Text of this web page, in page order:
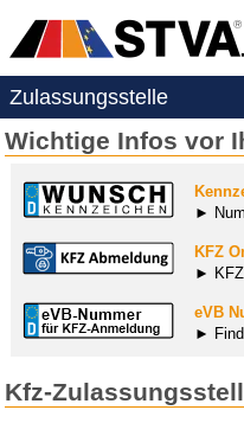
Zulassungsstelle
Wichtige Infos vor
►
KFZ
► KFZ
eVB
►
Kfz-